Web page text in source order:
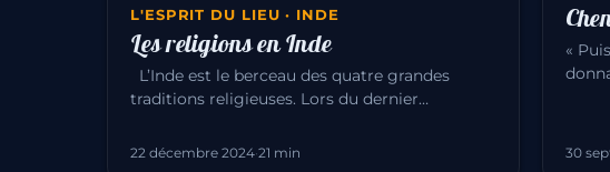
L'ESPRIT DU LIEU · INDE
Les religions en Inde
L’Inde est le berceau des quatre grandes
traditions religieuses. Lors du dernier
22 décembre 2024·21 min
«
30